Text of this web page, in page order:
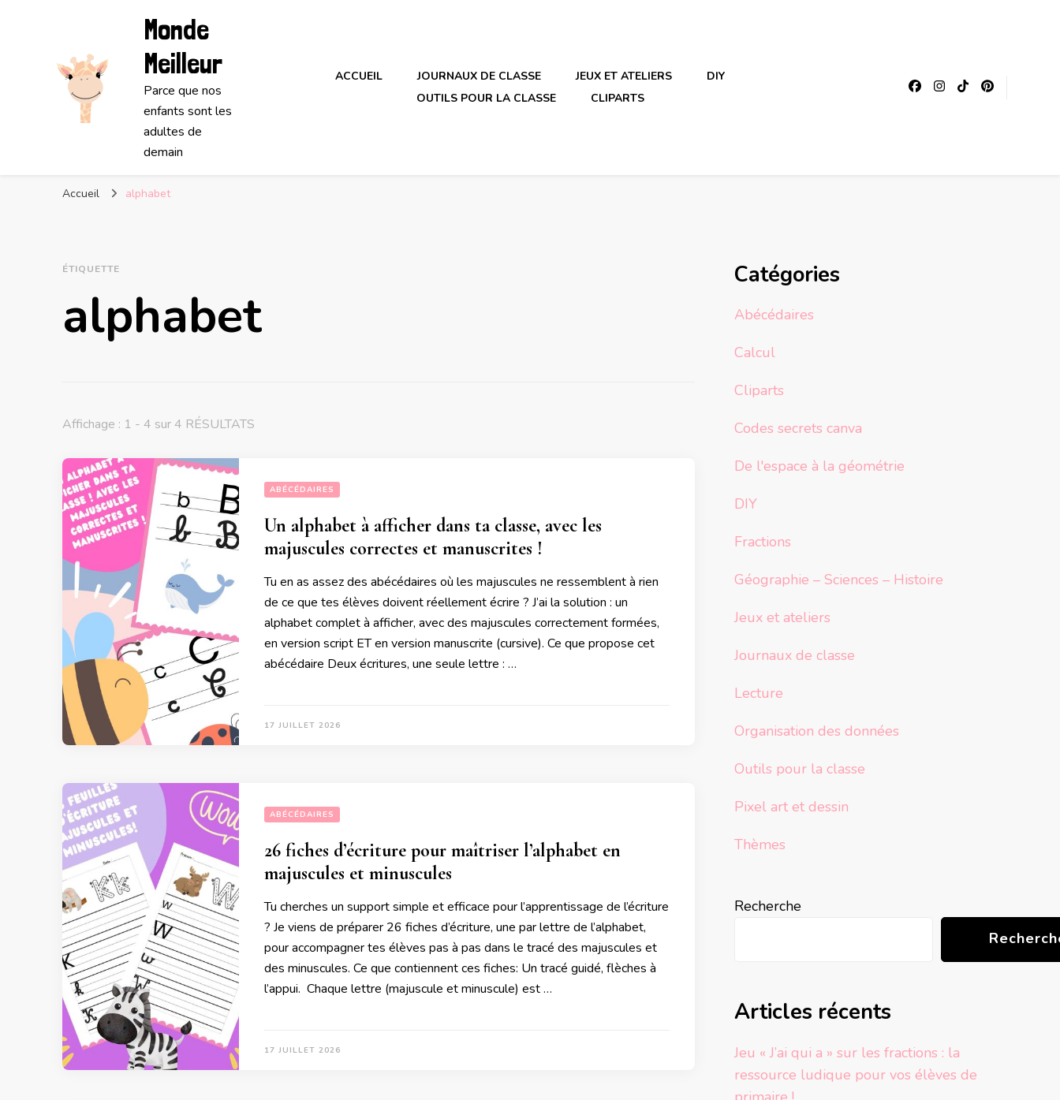
Monde
Meilleur
Parce que nos
enfants sont les
adultes de
demain
ACCUEIL JOURNAUX DE CLASSE JEUX ET ATELIERS
DIY
OUTILS POUR LA CLASSE
CLIPARTS
Accueil alphabet
ÉTIQUETTE
alphabet
Affichage : 1 - 4 sur 4 RÉSULTATS
ABÉCÉDAIRES
Un alphabet à afficher dans ta classe, avec les
majuscules correctes et manuscrites !
Tu en as assez des abécédaires où les majuscules ne ressemblent à rien
de ce que tes élèves doivent réellement écrire ? J’ai la solution : un
alphabet complet à afficher, avec des majuscules correctement formées,
en version script ET en version manuscrite (cursive). Ce que propose cet
abécédaire Deux écritures, une seule lettre : …
17 JUILLET 2026
ABÉCÉDAIRES
26 fiches d’écriture pour maîtriser l’alphabet en
majuscules et minuscules
Tu cherches un support simple et efficace pour l’apprentissage de l’écriture
? Je viens de préparer 26 fiches d’écriture, une par lettre de l’alphabet,
pour accompagner tes élèves pas à pas dans le tracé des majuscules et
des minuscules. Ce que contiennent ces fiches: Un tracé guidé, flèches à
l’appui. Chaque lettre (majuscule et minuscule) est …
17 JUILLET 2026
Catégories
Abécédaires
Calcul
Cliparts
Codes secrets canva
De l'espace à la géométrie
DIY
Fractions
Géographie – Sciences – Histoire
Jeux et ateliers
Journaux de classe
Lecture
Organisation des données
Outils pour la classe
Pixel art et dessin
Thèmes
Recherche
Articles récents
Jeu « J’ai qui a » sur les fractions : la
ressource ludique pour vos élèves de